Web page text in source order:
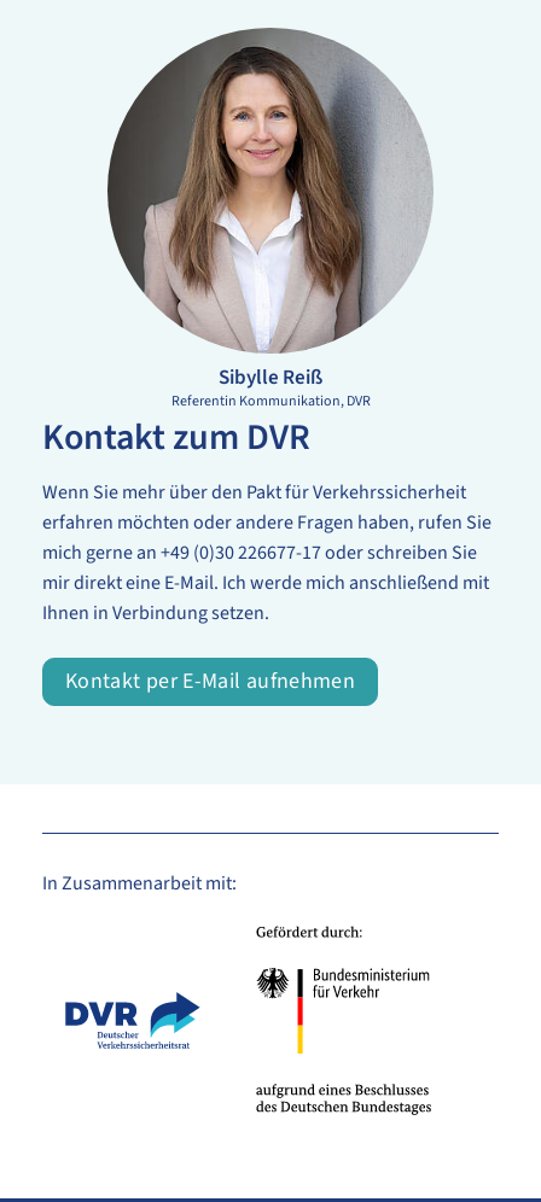
Sibylle Reiß
Referentin Kommunikation DVR
Kontakt zum DVR
Wenn Sie mehr über den Pakt für Verkehrssicherheit
erfahren möchten oder andere Fragen haben, rufen Sie
mich gerne an +49 (0)30 226677-17 oder schreiben Sie
mir direkt eine E-Mail. Ich werde mich anschließend mit
Ihnen in Verbindung setzen.
Kontakt per E-Mail aufnehmen
In Zusammenarbeit mit: